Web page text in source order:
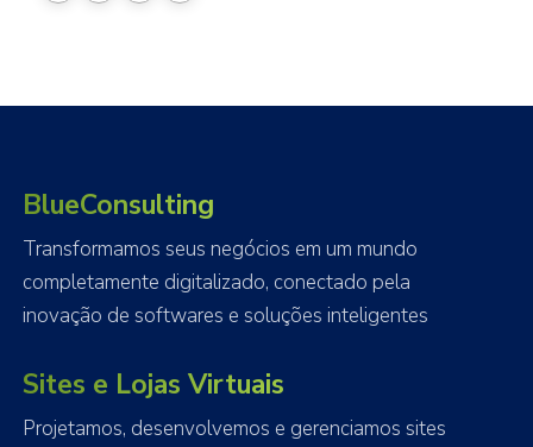
BlueConsulting
Transformamos seus negócios em um mundo
completamente digitalizado, conectado pela
inovação de softwares e soluções inteligentes
Sites e Lojas Virtuais
Projetamos, desenvolvemos e gerenciamos sites